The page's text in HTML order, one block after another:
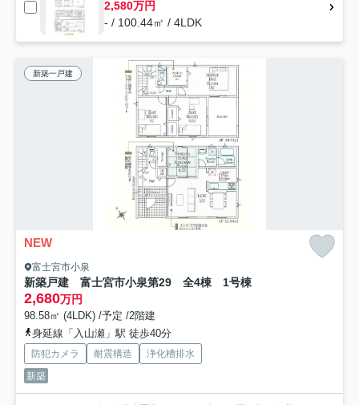
2,580万円
- / 100.44㎡ / 4LDK
新築一戸建
NEW
富士宮市小泉
新築戸建 富士宮市小泉第29 全4棟 1号棟
2,680万円
98.58㎡ (4LDK) /予定 /2階建
身延線「入山瀬」駅 徒歩40分
防犯カメラ 耐震構造
浄化槽排水
新築